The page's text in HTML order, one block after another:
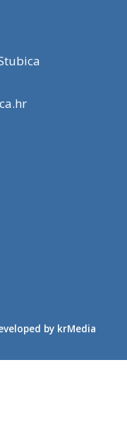
by krMedia